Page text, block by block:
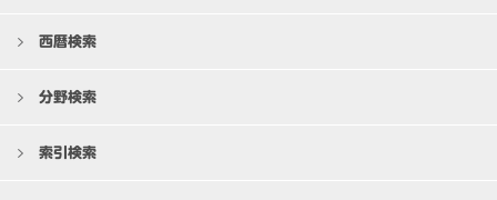
西暦検索
分野検索
索引検索